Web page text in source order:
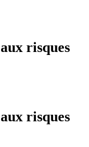
risques
risques